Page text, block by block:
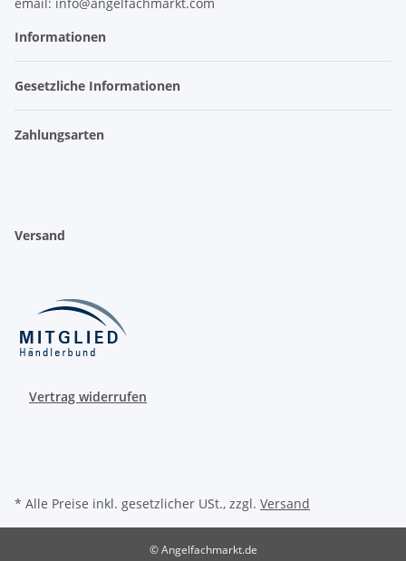
Informationen
Gesetzliche Informationen
Zahlungsarten
Versand
Vertrag widerrufen
* Alle Preise inkl. gesetzlicher USt., zzgl. Versand
© Angelfachmarkt.de